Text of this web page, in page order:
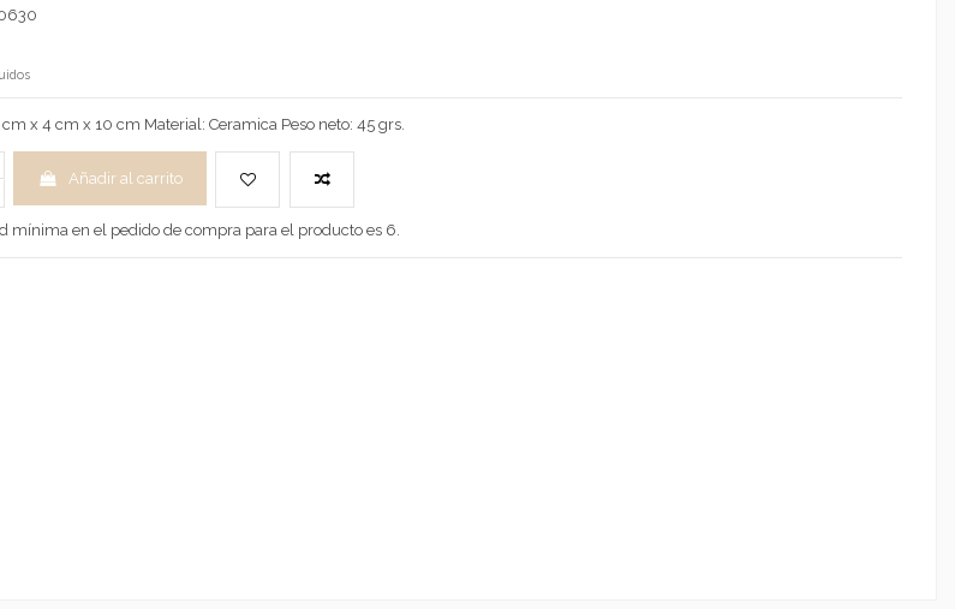
x 4 cm x 10 cm Material: Ceramica Peso neto: 45 grs.
Añadir al carrito
mínima en el pedido de compra para el producto es 6.